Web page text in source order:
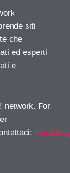
siti
che
ed esperti
e
network. For
: